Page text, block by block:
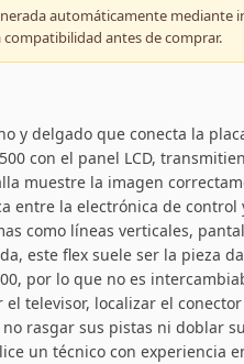
automáticamente mediante
antes de comprar.
y delgado que conecta la
con el panel LCD,
muestre la imagen
entre la electrónica de control
como líneas verticales,
este flex suele ser la pieza
por lo que no es
televisor, localizar el
rasgar sus pistas ni doblar
un técnico con experiencia